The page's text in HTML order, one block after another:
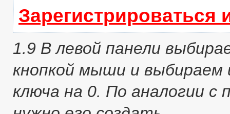
Зарегистрироваться
1.9 В левой панели
кнопкой мыши и выбираем
ключа на 0. По аналогии с